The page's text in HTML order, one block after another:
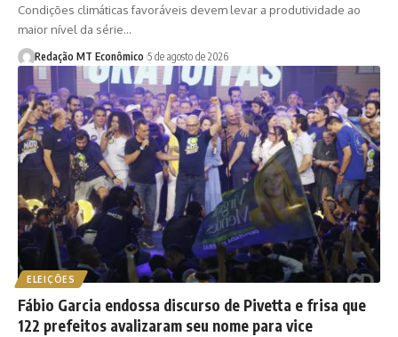
Condições climáticas favoráveis devem levar a produtividade ao
maior nível da série…
Redação MT Econômico 5 de agosto de 2026
ELEIÇÕES
Fábio Garcia endossa discurso de Pivetta e frisa que
122 prefeitos avalizaram seu nome para vice